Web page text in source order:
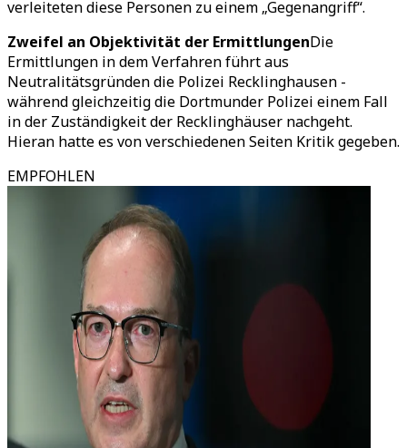
verleiteten diese Personen zu einem „Gegenangriff“.
Zweifel an Objektivität der ErmittlungenDie
Ermittlungen in dem Verfahren führt aus
Neutralitätsgründen die Polizei Recklinghausen -
während gleichzeitig die Dortmunder Polizei einem Fall
in der Zuständigkeit der Recklinghäuser nachgeht.
Hieran hatte es von verschiedenen Seiten Kritik gegeben.
EMPFOHLEN